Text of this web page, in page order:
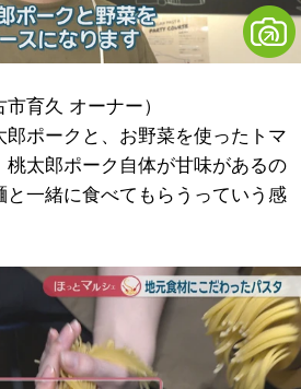
市育久 オーナー）
郎ポークと、お野菜を使ったトマ
桃太郎ポーク自体が甘味があるの
と一緒に食べてもらうっていう感